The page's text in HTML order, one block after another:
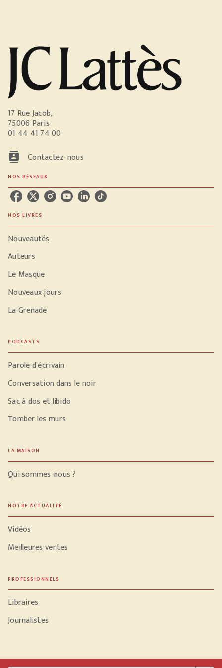
17 Rue Jacob,
75006 Paris
01 44 41 74 00
contacts Contactez-nous
NOS RÉSEAUX
NOS LIVRES
Nouveautés
Auteurs
Le Masque
Nouveaux jours
La Grenade
PODCASTS
Parole d'écrivain
Conversation dans le noir
Sac à dos et libido
Tomber les murs
LA MAISON
Qui sommes-nous ?
NOTRE ACTUALITÉ
Vidéos
Meilleures ventes
PROFESSIONNELS
Libraires
Journalistes